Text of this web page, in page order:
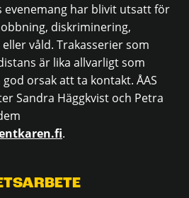
evenemang har blivit utsatt för
diskriminering,
våld. Trakasserier som
är lika allvarligt som
orsak att ta kontakt. ÅAS
Sandra Häggkvist och Petra
.